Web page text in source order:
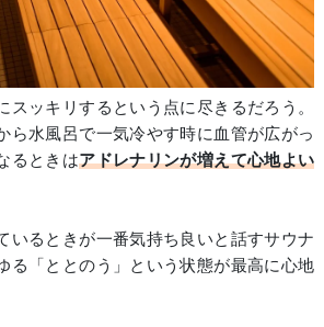
スッキリするという点に尽きるだろう。
ら水風呂で一気冷やす時に血管が広がっ
るときはアドレナリンが増えて心地よい
いるときが一番気持ち良いと話すサウナ
る「ととのう」という状態が最高に心地